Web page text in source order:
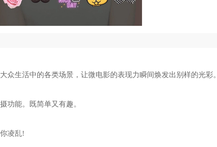
众生活中的各类场景，让微电影的表现力瞬间焕发出别样的光彩。
功能。既简单又有趣。
凌乱!